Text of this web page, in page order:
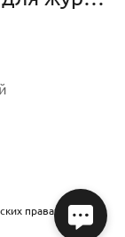
правах.